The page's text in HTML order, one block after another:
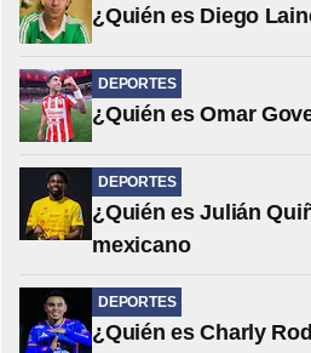
¿Quién es Diego
DEPORTES
¿Quién es Omar
DEPORTES
¿Quién es Julián
mexicano
DEPORTES
¿Quién es Charly